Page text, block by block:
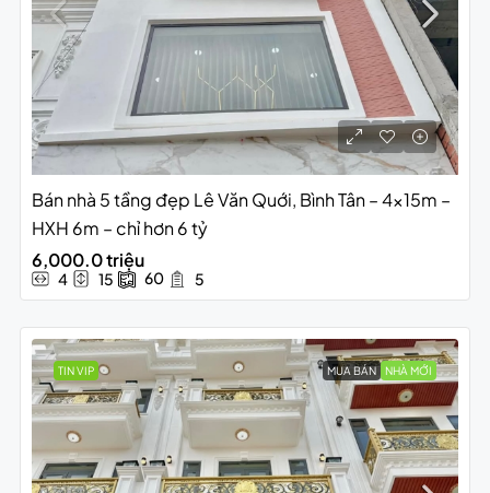
Bán nhà 5 tầng đẹp Lê Văn Quới, Bình Tân – 4x15m –
HXH 6m – chỉ hơn 6 tỷ
6,000.0 triệu
4 15 60 5
TIN VIP MUA BÁN NHÀ MỚI